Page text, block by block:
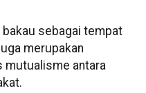
bakau sebagai tempat
merupakan
mutualisme antara